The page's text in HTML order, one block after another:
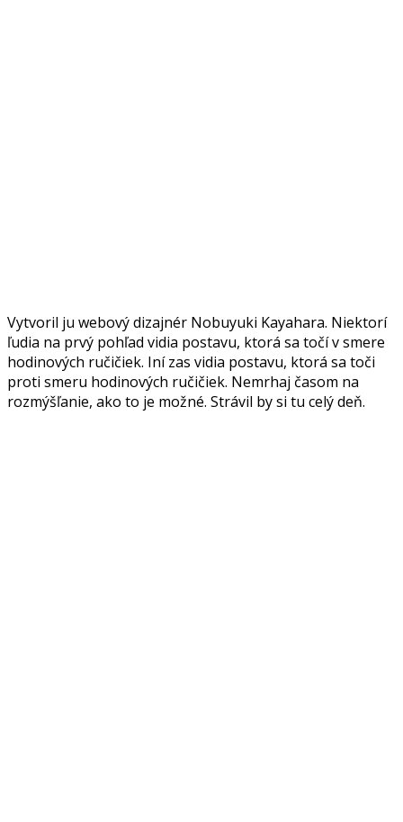
Vytvoril ju webový dizajnér Nobuyuki Kayahara. Niektorí
ľudia na prvý pohľad vidia postavu, ktorá sa točí v smere
hodinových ručičiek. Iní zas vidia postavu, ktorá sa toči
proti smeru hodinových ručičiek. Nemrhaj časom na
rozmýšľanie, ako to je možné. Strávil by si tu celý deň.